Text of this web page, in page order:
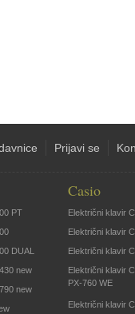
Prijavi se
PT
DUAL
new
new
Casio
Električni klavir
Električni klavir
Električni klavir
Električni klavir
PX-760 WE
Električni klavir